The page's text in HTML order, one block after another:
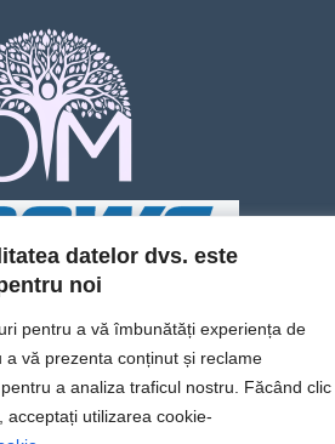
datelor dvs. este
noi
pentru a vă îmbunătăți experiența de
a vă prezenta conținut și reclame
a analiza traficul nostru. Făcând clic
acceptați utilizarea cookie-